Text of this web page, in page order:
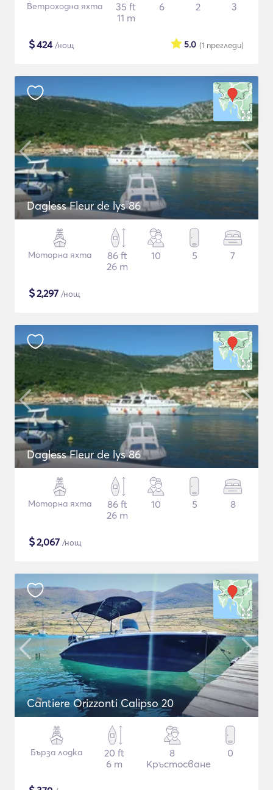
Ветроходна яхта
35 ft
11 m
6 2 3
$424/нощ (1 прегледи)
5.0
Dagless Fleur de lys 86
Моторна яхта
86 ft
26 m
10 5 7
$2,297 /нощ
Dagless Fleur de lys 86
Моторна яхта
86 ft
26 m
10 5 8
$2,067 /нощ
Cantiere Orizzonti Calipso 20
Бърза лодка
20 ft
6 m
8
Кръстосване
0